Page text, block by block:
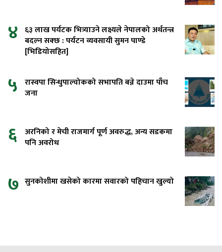
४ ६३ लाख पर्यटक भित्र्याउने लक्ष्यले नेपालको अर्थतन्त्र
बदल्न सक्छ : पर्यटन व्यवसायी सुमन पाण्डे
[भिडियोसहित]
५ रास्वपा सिन्धुपाल्चोकको सभापति बन्ने दाउमा पाँच
जना
६ अरनिको र मेची राजमार्ग पूर्ण अवरुद्ध, अन्य सडकमा
पनि अवरोध
७ सुनकोशीमा खसेको कारमा सवारको पहिचान खुल्यो